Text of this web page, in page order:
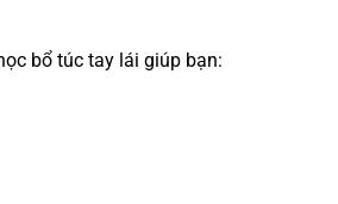
bổ túc tay lái giúp bạn: